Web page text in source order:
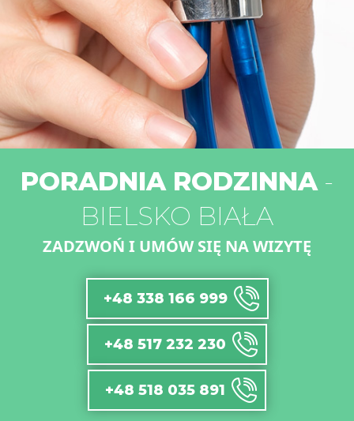
PORADNIA RODZINNA-
BIELSKO BIAŁA
ZADZWOŃ I UMÓW SIĘ NA WIZYTĘ
+48 338 166 999
+48 517 232 230
+48 518 035 891